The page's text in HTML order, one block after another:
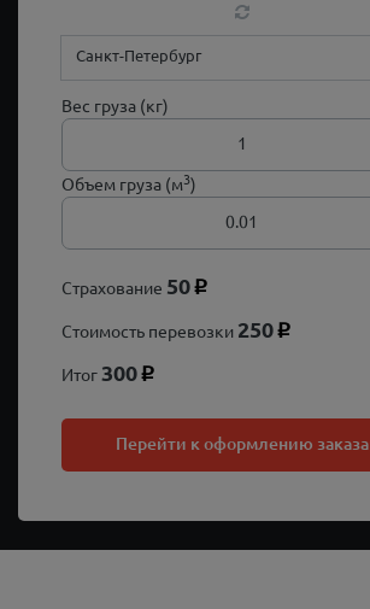
Санкт-Петербург
Вес груза (кг)
Объем груза (м3)
Страхование 50 p
Стоимость перевозки 250 p
Итог300 p
Перейти к оформлению заказа